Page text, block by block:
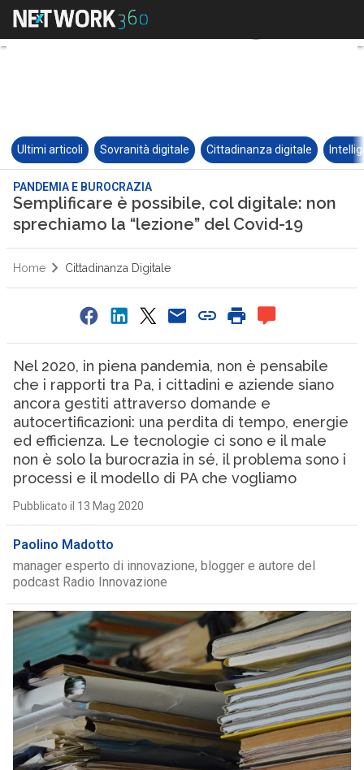
Ultimi articoli Sovranità digitale Cittadinanza digitale
PANDEMIA E BUROCRAZIA
Semplificare è possibile, col digitale: non
sprechiamo la “lezione” del Covid-19
Home Cittadinanza Digitale
Nel 2020, in piena pandemia, non è pensabile
che i rapporti tra Pa, i cittadini e aziende siano
ancora gestiti attraverso domande e
autocertificazioni: una perdita di tempo, energie
ed efficienza. Le tecnologie ci sono e il male
non è solo la burocrazia in sé, il problema sono i
processi e il modello di PA che vogliamo
Pubblicato il 13 Mag 2020
Paolino Madotto
manager esperto di innovazione, blogger e autore del
podcast Radio Innovazione